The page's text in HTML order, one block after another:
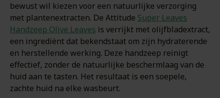
bewust wil kiezen voor een natuurlijke verzorging
met plantenextracten. De Attitude Super Leaves
Handzeep Olive Leaves is verrijkt met olijfbladextract,
een ingrediënt dat bekendstaat om zijn hydraterende
en herstellende werking. Deze handzeep reinigt
effectief, zonder de natuurlijke beschermlaag van de
huid aan te tasten. Het resultaat is een soepele,
zachte huid na elke wasbeurt.